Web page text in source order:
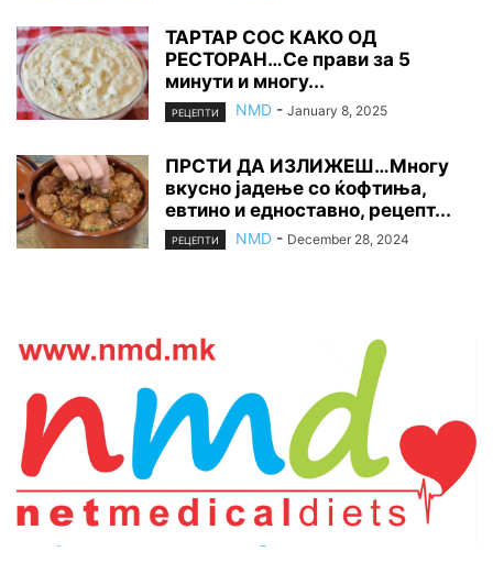
ТАРТАР СОС КАКО ОД
РЕСТОРАН…Се прави за 5
минути и многу...
РЕЦЕПТИ NMD - January 8, 2025
ПРСТИ ДА ИЗЛИЖЕШ…Многу
вкусно јадење со ќофтиња,
евтино и едноставно, рецепт...
РЕЦЕПТИ NMD - December 28, 2024